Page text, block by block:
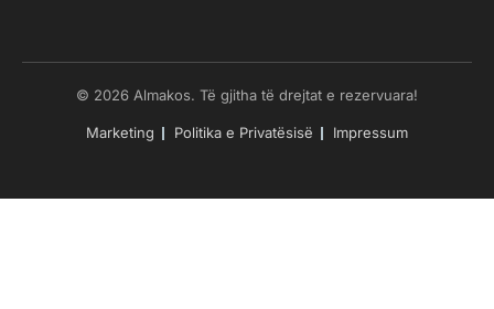
© 2026 Almakos. Të gjitha të drejtat e rezervuara!
Marketing Politika e Privatësisë Impressum